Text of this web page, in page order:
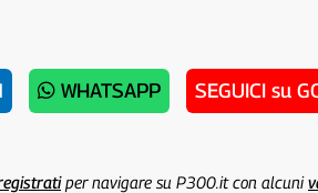
WHATSAPP SEGUICI su
per navigare su P300.it con alcuni